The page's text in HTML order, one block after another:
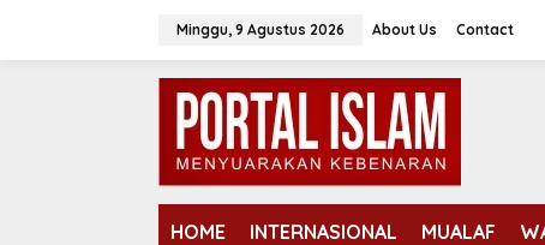
konten
Minggu, 9 Agustus 2026 About Us Contact
HOME INTERNASIONAL MUALAF